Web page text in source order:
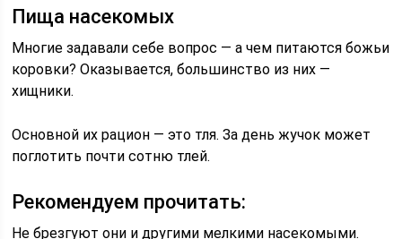
Пища насекомых
Многие задавали себе вопрос — а чем питаются божьи
коровки? Оказывается, большинство из них —
хищники.
Основной их рацион — это тля. За день жучок может
поглотить почти сотню тлей.
Рекомендуем прочитать:
Не брезгуют они и другими мелкими насекомыми.